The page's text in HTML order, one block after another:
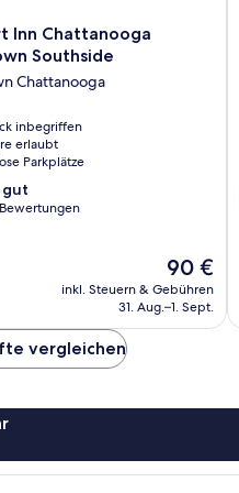
Inn Chattanooga
Southside
Chattanooga
inbegriffen
erlaubt
Parkplätze
gut
Der
Preis
beträgt
90 €
inkl. Steuern & Gebühren
31. Aug.–1. Sept.
vergleichen